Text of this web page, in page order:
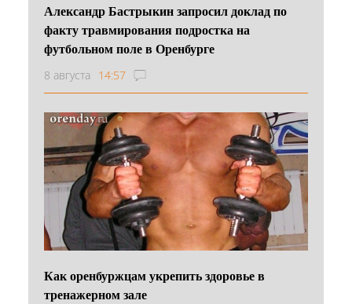
Александр Бастрыкин запросил доклад по
факту травмирования подростка на
футбольном поле в Оренбурге
8 августа 14:57
Как оренбуржцам укрепить здоровье в
тренажерном зале